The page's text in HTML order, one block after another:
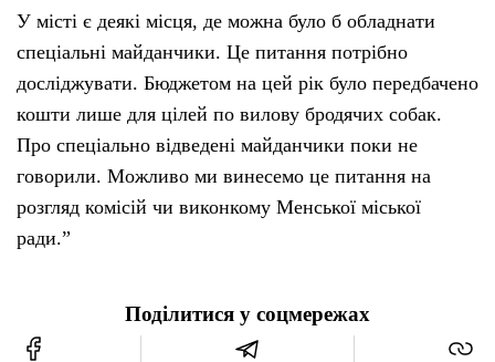
У місті є деякі місця, де можна було б обладнати
спеціальні майданчики. Це питання потрібно
досліджувати. Бюджетом на цей рік було передбачено
кошти лише для цілей по вилову бродячих собак.
Про спеціально відведені майданчики поки не
говорили. Можливо ми винесемо це питання на
розгляд комісій чи виконкому Менської міської
ради.”
Поділитися у соцмережах